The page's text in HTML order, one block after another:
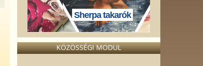
Sherpa takarók
KÖZÖSSÉGI MODUL